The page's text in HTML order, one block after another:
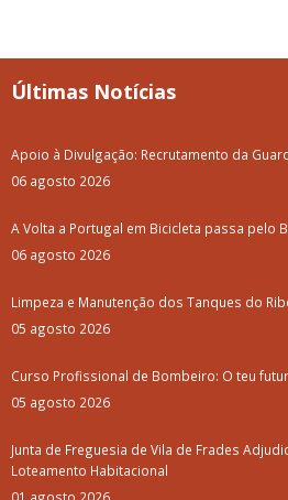
Últimas Notícias
Apoio à Divulgação: Recrutamento da
06 agosto 2026
A Volta a Portugal em Bicicleta passa pelo
06 agosto 2026
Limpeza e Manutenção dos Tanques do
05 agosto 2026
Curso Profissional de Bombeiro: O teu
05 agosto 2026
Junta de Freguesia de Vila de Frades
Loteamento Habitacional